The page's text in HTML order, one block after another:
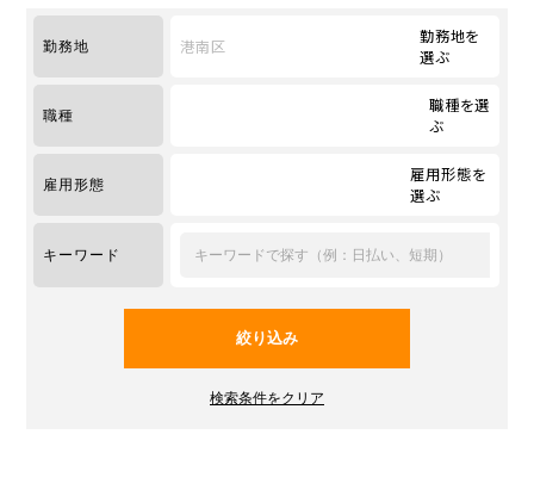
勤務地 港南区
勤務地を
選ぶ
職種
職種を選
ぶ
雇用形態
雇用形態を
選ぶ
キーワード